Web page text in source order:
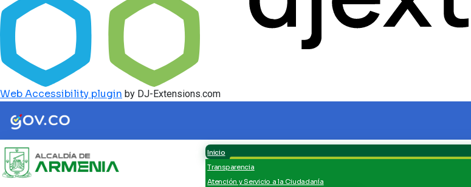
Web Accessibility plugin by DJ-Extensions.com
Inicio
Transparencia
Atención y Servicio a la Ciudadanía